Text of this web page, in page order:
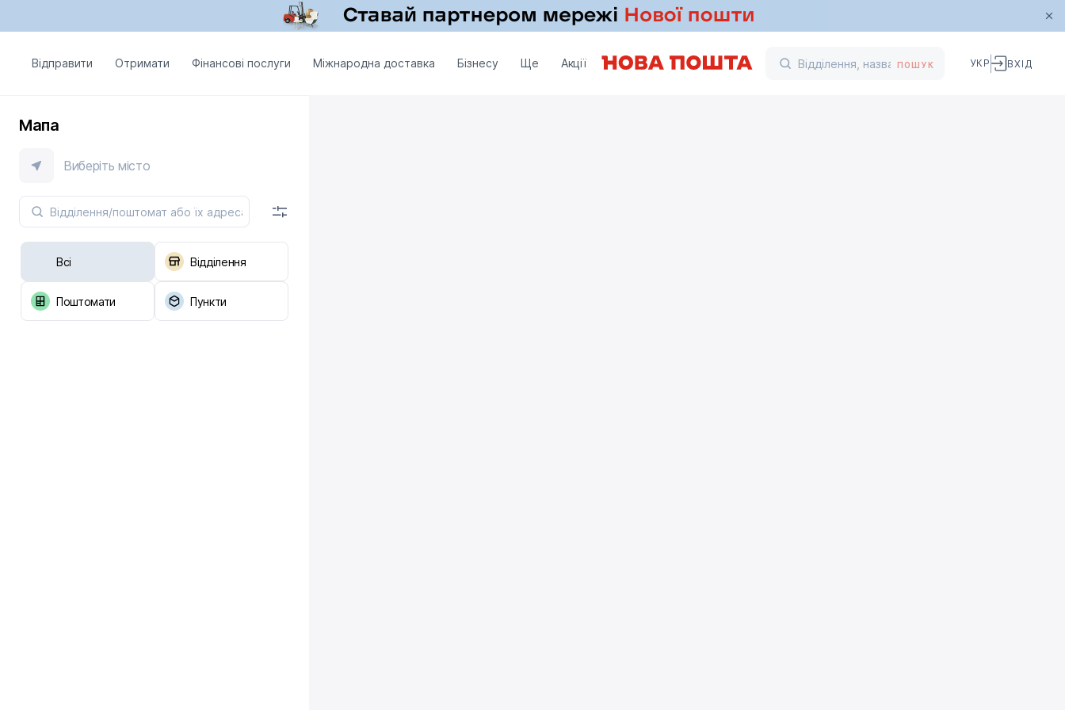
Відправити Отримати Фінансові послуги Міжнародна доставка Бізнесу Ще Акції ПОШУК УКР ВХІД
Мапа
Виберіть місто
Всі Відділення
Поштомати Пункти